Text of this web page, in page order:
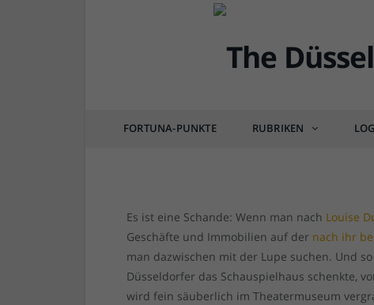
FORTUNA-PUNKTE RUBRIKEN
DÜSSEL-HISTÖRCHEN
Düsseldorfer
Es ist eine Schande: Wenn man nach Louise
Geschäfte und Immobilien auf der nach ihr
man dazwischen mit der Lupe suchen. Und
Düsseldorfer das Schauspielhaus schenkte,
wird fein säuberlich im Theatermuseum